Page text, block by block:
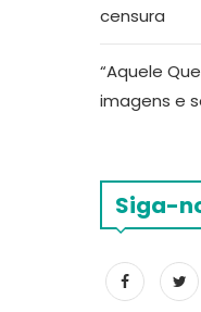
censura
“Aquele
imagens e
Siga-